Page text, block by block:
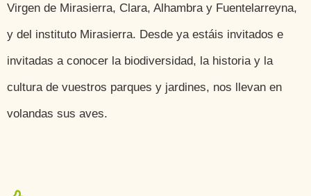
Virgen de Mirasierra, Clara, Alhambra y Fuentelarreyna,
y del instituto Mirasierra. Desde ya estáis invitados e
invitadas a conocer la biodiversidad, la historia y la
cultura de vuestros parques y jardines, nos llevan en
volandas sus aves.